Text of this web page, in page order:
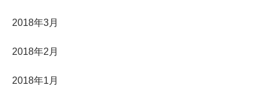
2018年3月
2018年2月
2018年1月